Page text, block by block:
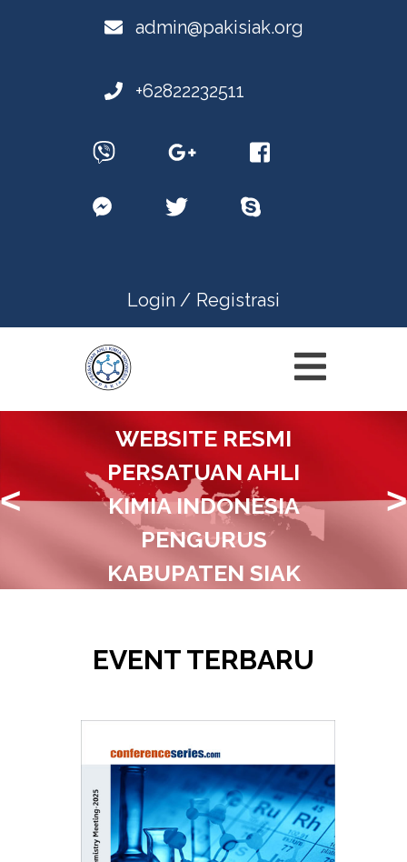
admin@pakisiak.org
+62822232511
Login / Registrasi
WEBSITE RESMI
PERSATUAN AHLI
KIMIA INDONESIA
PENGURUS
KABUPATEN SIAK
< >
EVENT TERBARU